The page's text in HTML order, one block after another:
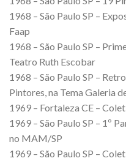
1968 – São Paulo SP –
Faap
1968 – São Paulo SP –
Teatro Ruth Escobar
1968 – São Paulo SP –
Pintores, na Tema Galeria
1969 – Fortaleza CE –
1969 – São Paulo SP – 1º
no MAM/SP
1969 – São Paulo SP –